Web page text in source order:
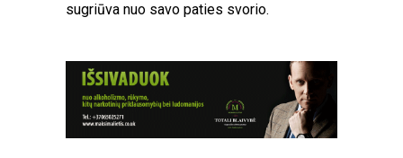
sugriūva nuo savo paties svorio.